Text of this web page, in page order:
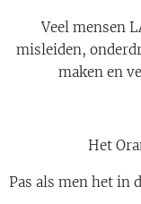
Veel mensen
misleiden,
maken en
Het
Pas als men het in